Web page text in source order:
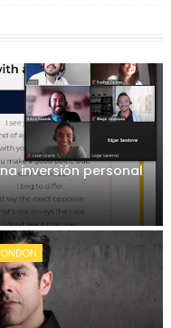
inversión personal